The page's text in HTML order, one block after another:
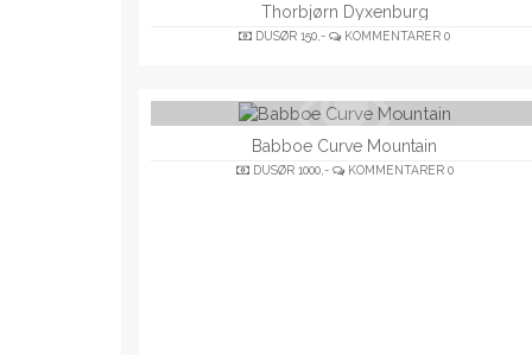
Thorbjørn Dyxenburg
DUSØR150,- KOMMENTARER0
Babboe Curve Mountain
DUSØR 1000,- KOMMENTARER 0